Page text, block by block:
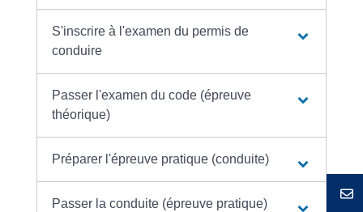
S'inscrire à l'examen du permis de
conduire
Passer l'examen du code (épreuve
théorique)
Préparer l'épreuve pratique (conduite)
Passer la conduite (épreuve pratique)